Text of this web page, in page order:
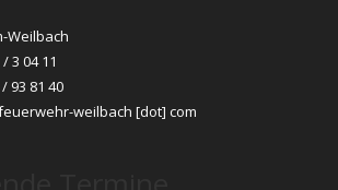
Weilbach
3 04 11
93 81 40
weilbach [dot] com